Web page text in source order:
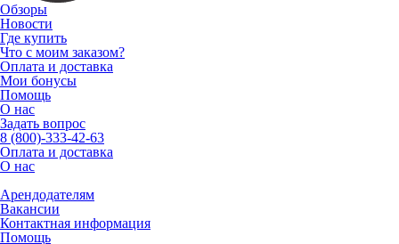
Обзоры
Новости
Где купить
Что с моим заказом?
Оплата и доставка
Мои бонусы
Помощь
О нас
Задать вопрос
8 (800)-333-42-63
Оплата и доставка
О нас
Арендодателям
Вакансии
Контактная информация
Помощь